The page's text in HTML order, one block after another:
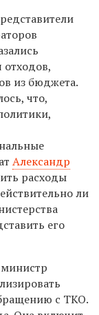
из бюджета.
что,
Александр
расходы
ли
его
с ТКО.